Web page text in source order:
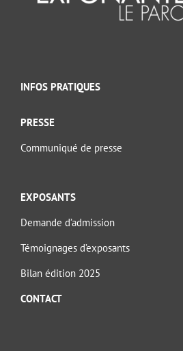
INFOS PRATIQUES
PRESSE
Communiqué de presse
EXPOSANTS
Demande d’admission
Témoignages d’exposants
Bilan édition 2025
CONTACT